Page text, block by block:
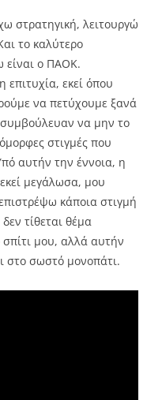
στρατηγική, λειτουργώ
το καλύτερο
είναι ο ΠΑΟΚ.
επιτυχία, εκεί όπου
να πετύχουμε ξανά
συμβούλευαν να μην το
στιγμές που
αυτήν την έννοια, η
μεγάλωσα, μου
κάποια στιγμή
τίθεται θέμα
μου, αλλά αυτήν
στο σωστό μονοπάτι.